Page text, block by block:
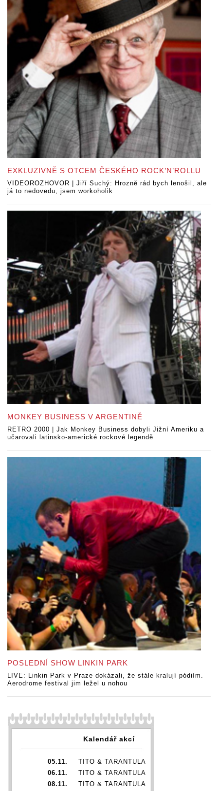
EXKLUZIVNĚ S OTCEM ČESKÉHO ROCK’N’ROLLU
VIDEOROZHOVOR | Jiří Suchý: Hrozně rád bych lenošil, ale
já to nedovedu, jsem workoholik
MONKEY BUSINESS V ARGENTINĚ
RETRO 2000 | Jak Monkey Business dobyli Jižní Ameriku a
učarovali latinsko-americké rockové legendě
POSLEDNÍ SHOW LINKIN PARK
LIVE: Linkin Park v Praze dokázali, že stále kralují pódiím.
Aerodrome festival jim ležel u nohou
Kalendář akcí
05.11.
TITO & TARANTULA
06.11.
TITO & TARANTULA
08.11.
TITO & TARANTULA